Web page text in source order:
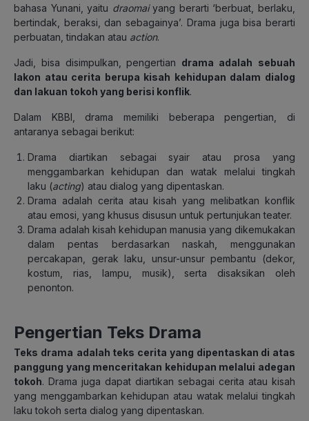
bahasa Yunani, yaitu draomaiyang berarti ‘berbuat, berlaku,
bertindak, beraksi, dan sebagainya’. Drama juga bisa berarti
perbuatan, tindakan atau action.
Jadi, bisa disimpulkan, pengertian drama adalah sebuah
lakon atau cerita berupa kisah kehidupan dalam dialog
dan lakuan tokoh yang berisi konflik.
Dalam KBBI, drama memiliki beberapa pengertian, di
antaranya sebagai berikut:
Drama diartikan sebagai syair atau prosa yang
menggambarkan kehidupan dan watak melalui tingkah
laku (acting) atau dialog yang dipentaskan.
Drama adalah cerita atau kisah yang melibatkan konflik
atau emosi, yang khusus disusun untuk pertunjukan teater.
Drama adalah kisah kehidupan manusia yang dikemukakan
dalam pentas berdasarkan naskah, menggunakan
percakapan, gerak laku, unsur-unsur pembantu (dekor,
kostum, rias, lampu, musik), serta disaksikan oleh
penonton.
Pengertian Teks Drama
Teks drama adalah teks cerita yang dipentaskan di atas
panggung yang menceritakan kehidupan melalui adegan
tokoh. Drama juga dapat diartikan sebagai cerita atau kisah
yang menggambarkan kehidupan atau watak melalui tingkah
laku tokoh serta dialog yang dipentaskan.